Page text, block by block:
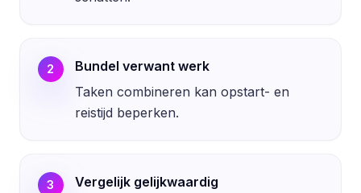
2
Bundel verwant werk
Taken combineren kan opstart- en
reistijd beperken.
3
Vergelijk gelijkwaardig